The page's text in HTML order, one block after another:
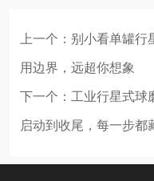
上一个： 别小看单罐行
用边界，远超你想象
下一个： 工业行星式球
启动到收尾，每一步都